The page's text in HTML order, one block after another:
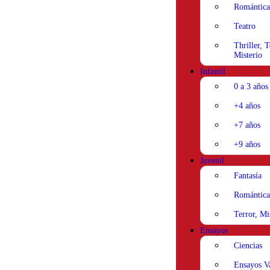
Romántica
Teatro
Thriller,
Misterio
Infantil
0 a 3 años
+4 años
+7 años
+9 años
Juvenil
Fantasía
Romántica
Terror,
Ensayos
Ciencias
Ensayos